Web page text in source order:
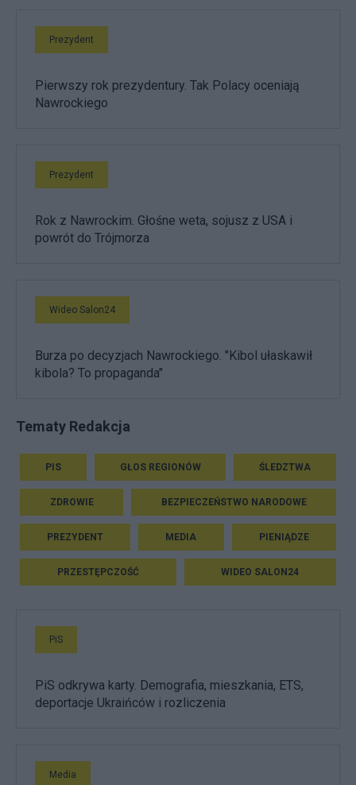
Prezydent
Pierwszy rok prezydentury. Tak Polacy oceniają
Nawrockiego
Prezydent
Rok z Nawrockim. Głośne weta, sojusz z USA i
powrót do Trójmorza
Wideo Salon24
Burza po decyzjach Nawrockiego. "Kibol ułaskawił
kibola? To propaganda"
Tematy Redakcja
PIS GŁOS REGIONÓW ŚLEDZTWA
ZDROWIE BEZPIECZEŃSTWO NARODOWE
PREZYDENT MEDIA PIENIĄDZE
PRZESTĘPCZOŚĆ WIDEO SALON24
PiS
PiS odkrywa karty. Demografia, mieszkania, ETS,
deportacje Ukraińców i rozliczenia
Media